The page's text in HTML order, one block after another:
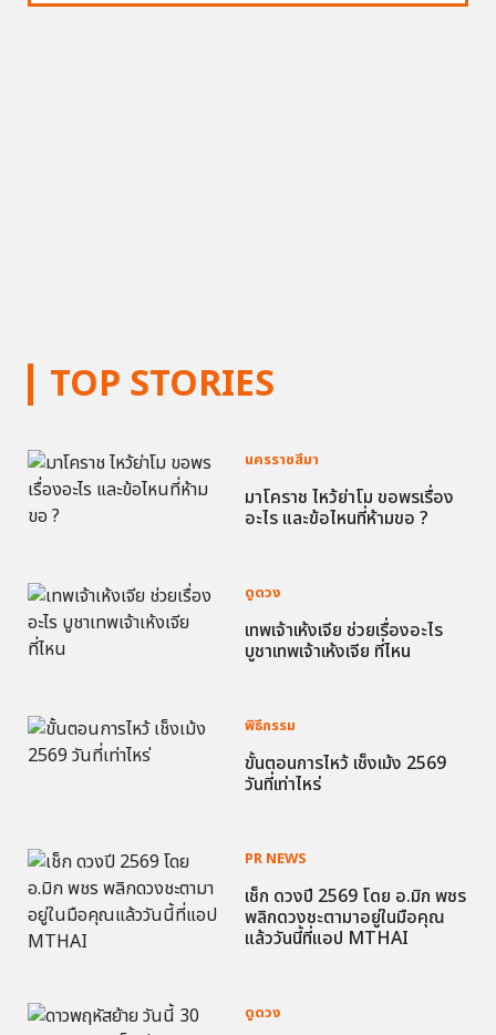
TOP STORIES
นครราชสีมา
มาโคราช ไหว้ย่าโม ขอพรเรื่อง
อะไร และข้อไหนที่ห้ามขอ ?
ดูดวง
เทพเจ้าเห้งเจีย ช่วยเรื่องอะไร
บูชาเทพเจ้าเห้งเจีย ที่ไหน
พิธีกรรม
ขั้นตอนการไหว้ เช็งเม้ง 2569
วันที่เท่าไหร่
PR NEWS
เช็ก ดวงปี 2569 โดย อ.มิก พชร
พลิกดวงชะตามาอยู่ในมือคุณ
แล้ววันนี้ที่แอป MTHAI
ดูดวง